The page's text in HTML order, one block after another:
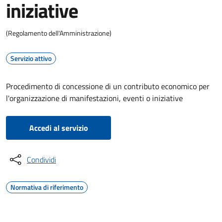
iniziative
(Regolamento dell'Amministrazione)
Servizio attivo
Procedimento di concessione di un contributo economico per
l'organizzazione di manifestazioni, eventi o iniziative
Accedi al servizio
Condividi
Normativa di riferimento